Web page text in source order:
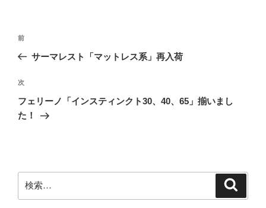
投
ナ
ビ
ゲ
ー
前
の
稿
前
サーマレスト「マットレス系」再入荷
次
の
投
次
フェリーノ「インスティンクト30、40、65」揃いまし
た！
索: